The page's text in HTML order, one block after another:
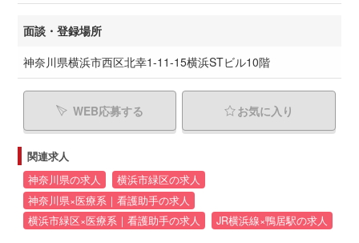
面談・登録場所
神奈川県横浜市西区北幸1-11-15横浜STビル10階
WEB応募する お気に入り
関連求人
神奈川県の求人
横浜市緑区の求人
神奈川県×医療系｜看護助手の求人
横浜市緑区×医療系｜看護助手の求人
JR横浜線×鴨居駅の求人